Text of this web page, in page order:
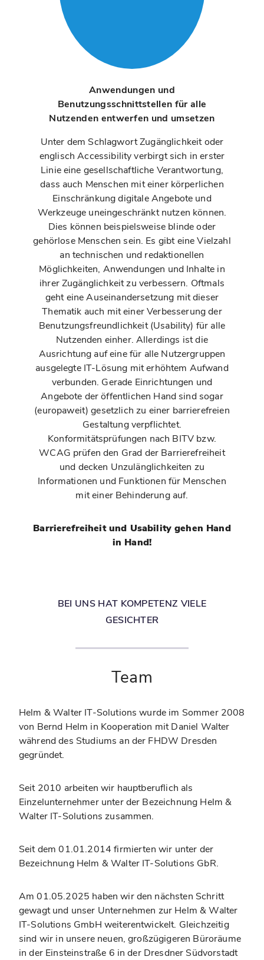
Anwendungen und
Benutzungsschnittstellen für alle
Nutzenden entwerfen und umsetzen
Unter dem Schlagwort Zugänglichkeit oder
englisch Accessibility verbirgt sich in erster
Linie eine gesellschaftliche Verantwortung,
dass auch Menschen mit einer körperlichen
Einschränkung digitale Angebote und
Werkzeuge uneingeschränkt nutzen können.
Dies können beispielsweise blinde oder
gehörlose Menschen sein. Es gibt eine Vielzahl
an technischen und redaktionellen
Möglichkeiten, Anwendungen und Inhalte in
ihrer Zugänglichkeit zu verbessern. Oftmals
geht eine Auseinandersetzung mit dieser
Thematik auch mit einer Verbesserung der
Benutzungsfreundlichkeit (Usability) für alle
Nutzenden einher. Allerdings ist die
Ausrichtung auf eine für alle Nutzergruppen
ausgelegte IT-Lösung mit erhöhtem Aufwand
verbunden. Gerade Einrichtungen und
Angebote der öffentlichen Hand sind sogar
(europaweit) gesetzlich zu einer barrierefreien
Gestaltung verpflichtet.
Konformitätsprüfungen nach BITV bzw.
WCAG prüfen den Grad der Barrierefreiheit
und decken Unzulänglichkeiten zu
Informationen und Funktionen für Menschen
mit einer Behinderung auf.
Barrierefreiheit und Usability gehen Hand
in Hand!
Team
BEI UNS HAT KOMPETENZ VIELE
GESICHTER
Helm & Walter IT-Solutions wurde im Sommer 2008
von Bernd Helm in Kooperation mit Daniel Walter
während des Studiums an der FHDW Dresden
gegründet.
Seit 2010 arbeiten wir hauptberuflich als
Einzelunternehmer unter der Bezeichnung Helm &
Walter IT-Solutions zusammen.
Seit dem 01.01.2014 firmierten wir unter der
Bezeichnung Helm & Walter IT-Solutions GbR.
Am 01.05.2025 haben wir den nächsten Schritt
gewagt und unser Unternehmen zur Helm & Walter
IT-Solutions GmbH weiterentwickelt. Gleichzeitig
sind wir in unsere neuen, großzügigeren Büroräume
in der Einsteinstraße 6 in der Dresdner Südvorstadt